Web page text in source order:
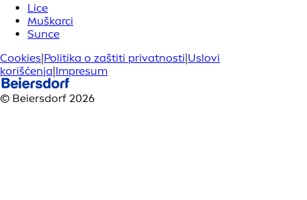
Lice
Muškarci
Sunce
Cookies|Politika o zaštiti privatnosti|Uslovi
korišćenja|Impresum
© Beiersdorf 2026